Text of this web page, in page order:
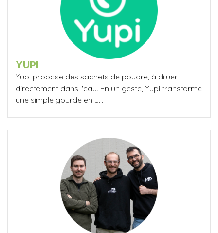
YUPI
Yupi propose des sachets de poudre, à diluer
directement dans l'eau. En un geste, Yupi transforme
une simple gourde en u...